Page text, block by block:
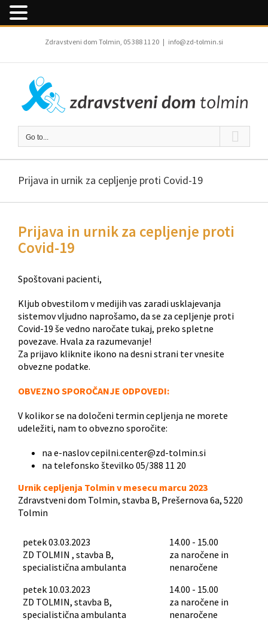
Skip
Zdravstveni dom Tolmin, 05 388 11 20 | info@zd-tolmin.si
Go to...
Prijava in urnik za cepljenje proti Covid-19
Prijava in urnik za cepljenje proti
Covid-19
Spoštovani pacienti,
Kljub obvestilom v medijih vas zaradi usklajevanja
sistemov vljudno naprošamo, da se za cepljenje proti
Covid-19 še vedno naročate tukaj, preko spletne
povezave. Hvala za razumevanje!
Za prijavo kliknite ikono na desni strani ter vnesite
obvezne podatke.
OBVEZNO SPOROČANJE ODPOVEDI:
V kolikor se na določeni termin cepljenja ne morete
udeležiti, nam to obvezno sporočite:
na e-naslov cepilni.center@zd-tolmin.si
na telefonsko številko 05/388 11 20
Urnik cepljenja Tolmin v mesecu marcu 2023
Zdravstveni dom Tolmin, stavba B, Prešernova 6a, 5220
Tolmin
petek 03.03.2023
ZD TOLMIN , stavba B,
specialistična ambulanta
14.00 - 15.00
za naročene in
nenaročene
petek 10.03.2023
ZD TOLMIN, stavba B,
specialistična ambulanta
14.00 - 15.00
za naročene in
nenaročene